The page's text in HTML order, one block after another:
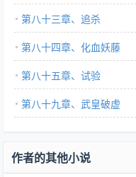
第八十三章、追杀
第八十四章、化血妖藤
第八十五章、试验
第八十九章、武皇破虚
作者的其他小说